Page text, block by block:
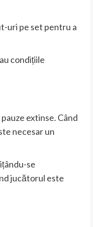
uri pe set pentru a
condițiile
extinse. Când
necesar un
se
jucătorul este